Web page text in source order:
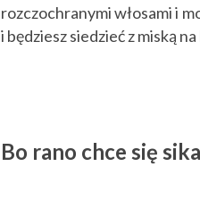
rozczochranymi włosami i
i będziesz siedzieć z miską
Bo rano chce się